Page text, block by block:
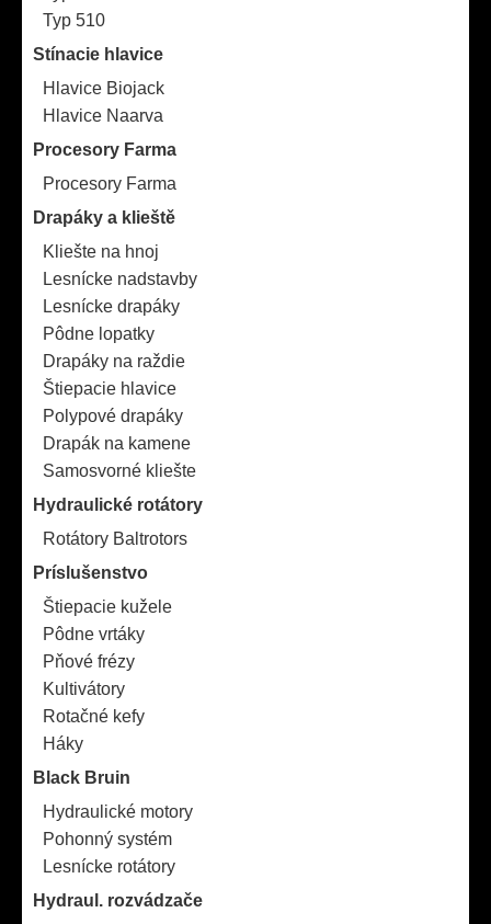
Typ 510
Stínacie hlavice
Hlavice Biojack
Hlavice Naarva
Procesory Farma
Procesory Farma
Drapáky a klieště
Kliešte na hnoj
Lesnícke nadstavby
Lesnícke drapáky
Pôdne lopatky
Drapáky na raždie
Štiepacie hlavice
Polypové drapáky
Drapák na kamene
Samosvorné kliešte
Hydraulické rotátory
Rotátory Baltrotors
Príslušenstvo
Štiepacie kužele
Pôdne vrtáky
Pňové frézy
Kultivátory
Rotačné kefy
Háky
Black Bruin
Hydraulické motory
Pohonný systém
Lesnícke rotátory
Hydraul. rozvádzače